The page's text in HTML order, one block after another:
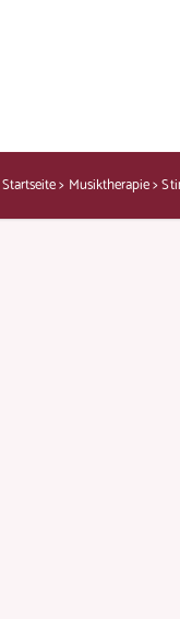
Startseite> Musiktherapie>